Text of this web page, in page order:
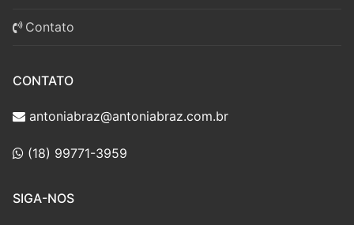
Contato
CONTATO
antoniabraz@antoniabraz.com.br
(18) 99771-3959
SIGA-NOS